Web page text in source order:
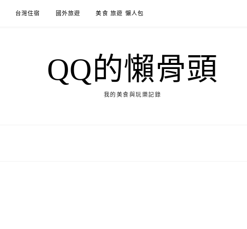
台灣住宿 國外旅遊 美食 旅遊 懶人包
QQ的懶骨頭
我的美食與玩樂記錄